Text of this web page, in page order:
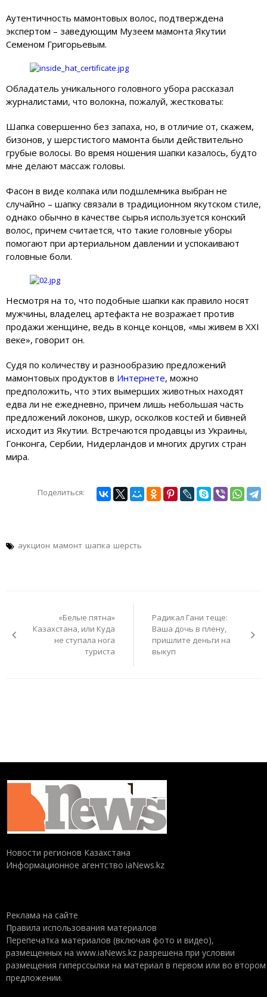
Аутентичность мамонтовых волос, подтверждена
экспертом – заведующим Музеем мамонта Якутии
Семеном Григорьевым.
Обладатель уникального головного убора рассказал
журналистами, что волокна, пожалуй, жестковаты:
Шапка совершенно без запаха, но, в отличие от, скажем,
бизонов, у шерстистого мамонта были действительно
грубые волосы. Во время ношения шапки казалось, будто
мне делают массаж головы.
Фасон в виде колпака или подшлемника выбран не
случайно – шапку связали в традиционном якутском стиле,
однако обычно в качестве сырья используется конский
волос, причем считается, что такие головные уборы
помогают при артериальном давлении и успокаивают
головные боли.
Несмотря на то, что подобные шапки как правило носят
мужчины, владелец артефакта не возражает против
продажи женщине, ведь в конце концов, «мы живем в XXI
веке», говорит он.
Судя по количеству и разнообразию предложений
мамонтовых продуктов в Интернете, можно
предположить, что этих вымерших животных находят
едва ли не ежедневно, причем лишь небольшая часть
предложений локонов, шкур, осколков костей и бивней
исходит из Якутии. Встречаются продавцы из Украины,
Гонконга, Сербии, Нидерландов и многих других стран
мира.
Поделиться:
аукцион мамонт шапка шерсть
записям
«Белые пятна»
Казахстана, или Куда
не ступала нога
туриста
Радикал Гани теще:
Ваша дочь в плену,
пришлите деньги на
выкуп
Новости регионов Казахстана
Информационное агентство iaNews.kz
Реклама на сайте
Правила использования материалов
Перепечатка материалов (включая фото и видео),
размещенных на www.iaNews.kz разрешена при условии
размещения гиперссылки на материал в первом или во втором
предложении.